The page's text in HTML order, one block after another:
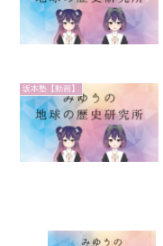
坂本塾【動画】